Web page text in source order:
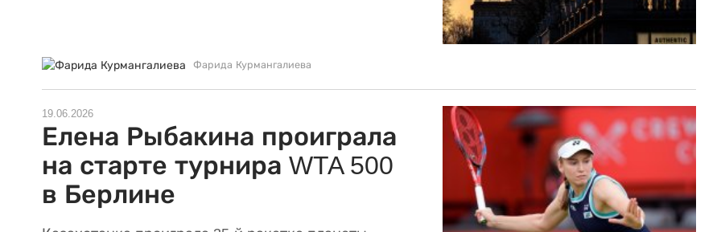
Фарида Курмангалиева
19.06.2026
Елена Рыбакина проиграла
на старте турнира WTA 500
в Берлине